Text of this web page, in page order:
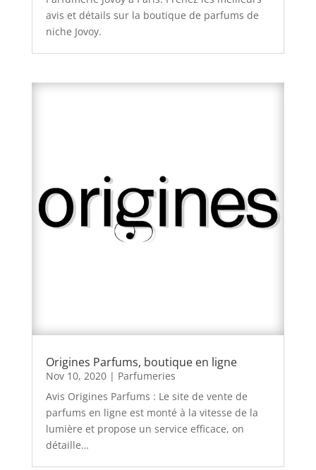
avis et détails sur la boutique de parfums de
niche Jovoy.
Origines Parfums, boutique en ligne
Nov 10, 2020| Parfumeries
Avis Origines Parfums : Le site de vente de
parfums en ligne est monté à la vitesse de la
lumière et propose un service efficace, on
détaille…